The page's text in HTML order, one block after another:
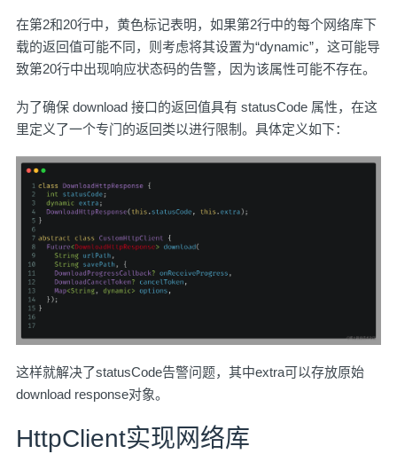
在第2和20行中，黄色标记表明，如果第2行中的每个网络库下
载的返回值可能不同，则考虑将其设置为“dynamic”，这可能导
致第20行中出现响应状态码的告警，因为该属性可能不存在。
为了确保 download 接口的返回值具有 statusCode 属性，在这
里定义了一个专门的返回类以进行限制。具体定义如下：
这样就解决了statusCode告警问题，其中extra可以存放原始
download response对象。
HttpClient实现网络库